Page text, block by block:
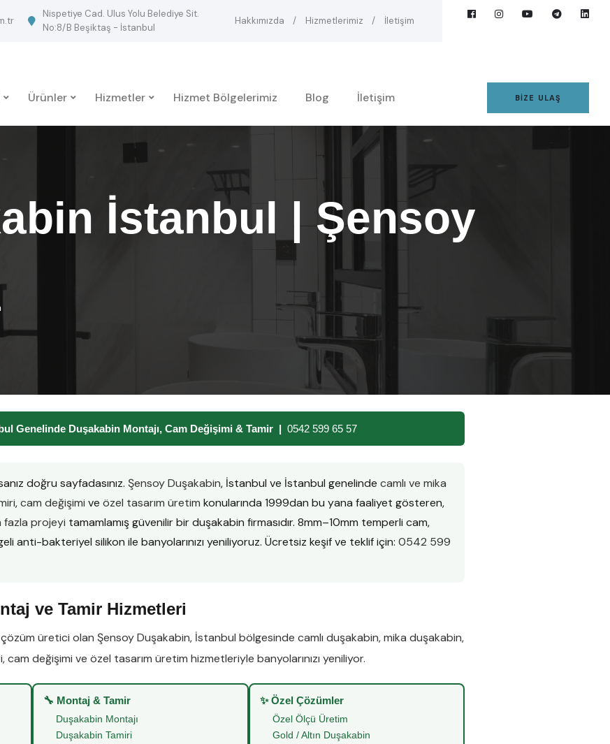
Nispetiye Cad. Ulus Yolu Belediye Sit.
No:8/B Beşiktaş - İstanbul
Hakkımızda Hizmetlerimiz İletişim
Ürünler Hizmetler Hizmet Bölgelerimiz Blog İletişim BIZE ULAŞ
İstanbul | Şensoy
Genelinde Duşakabin Montajı, Cam Değişimi & Tamir | 0542 599 65 57
doğru sayfadasınız. Şensoy Duşakabin, İstanbul ve İstanbul genelinde camlı ve mika
,cam değişimi ve özel tasarım üretim konularında 1999dan bu yana faaliyet gösteren,
projeyi tamamlamış güvenilir bir duşakabin firmasıdır. 8mm–10mm temperli cam,
anti-bakteriyel silikon ile banyolarınızı yeniliyoruz. Ücretsiz keşif ve teklif için: 0542 599
ve Tamir Hizmetleri
üretici olan Şensoy Duşakabin, İstanbul bölgesinde camlı duşakabin,mika duşakabin,
,cam değişimi ve özel tasarım üretim hizmetleriyle banyolarınızı yeniliyor.
🔧 Montaj & Tamir
Duşakabin Montajı
Duşakabin Tamiri
✨ Özel Çözümler
Özel Ölçü Üretim
Gold / Altın Duşakabin